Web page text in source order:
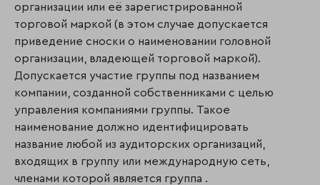
организации или её зарегистрированной
торговой маркой (в этом случае допускается
приведение сноски о наименовании головной
организации, владеющей торговой маркой).
Допускается участие группы под названием
компании, созданной собствен­ни­ками с целью
управления компаниями группы. Такое
наименование должно идентифици­ровать
название любой из аудиторских организаций,
входящих в группу или международную сеть,
членами которой является группа .